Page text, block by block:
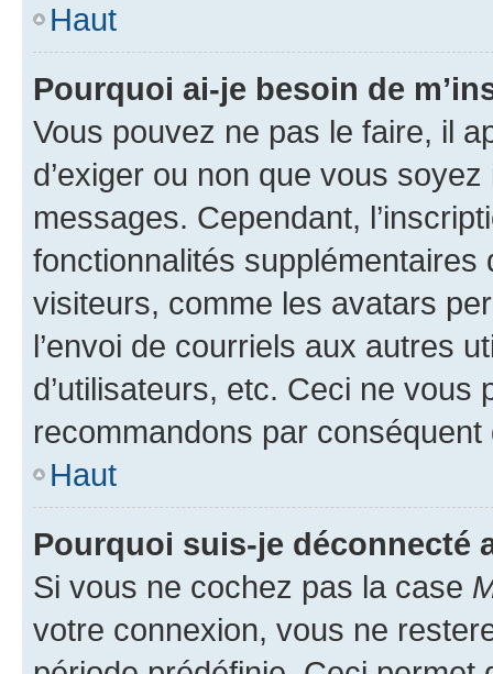
Haut
Pourquoi ai-je besoin de
Vous pouvez ne pas le faire, il
d’exiger ou non que vous
messages. Cependant,
fonctionnalités
visiteurs, comme les avatars
l’envoi de courriels aux autres
d’utilisateurs, etc. Ceci ne vous
recommandons par conséquent
Haut
Pourquoi suis-je déconnecté
Si vous ne cochez pas la case
votre connexion, vous ne